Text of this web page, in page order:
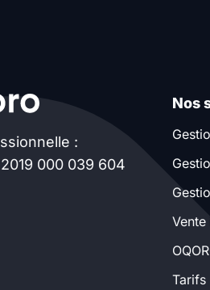
du
:
000 039 604
Nos
Tarifs